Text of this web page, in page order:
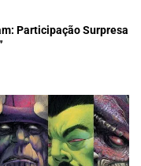
Participação Surpresa